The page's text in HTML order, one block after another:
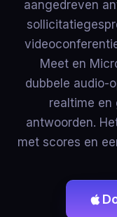
aangedreven
Meet en
dubbele audio-
realtime
antwoorden.
met scores en